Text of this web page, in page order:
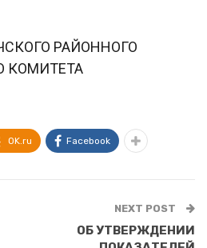
РАЙОННОГО
КОМИТЕТА
OK.ru Facebook
NEXT POST
ОБ УТВЕРЖДЕНИИ